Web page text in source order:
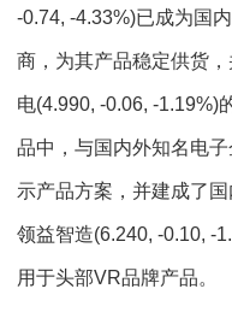
-0.74, -4.33%)已成为国
商，为其产品稳定供货
电(4.990, -0.06, -1.19%)
品中，与国内外知名电
示产品方案，并建成了
领益智造(6.240, -0.10, -
用于头部VR品牌产品。